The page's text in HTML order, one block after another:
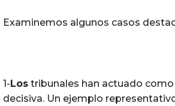
Examinemos algunos casos
1- Los tribunales han actuado como
decisiva. Un ejemplo